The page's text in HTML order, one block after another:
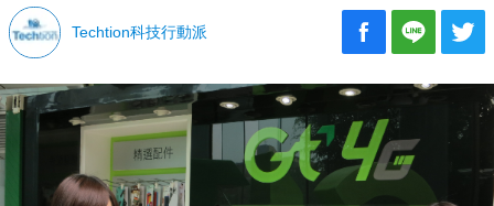
Techtion科技行動派